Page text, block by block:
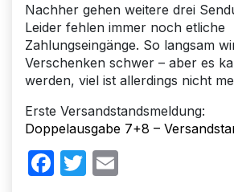
Nachher gehen weitere drei
Leider fehlen immer noch etliche
Zahlungseingänge. So langsam
Verschenken schwer – aber es
werden, viel ist allerdings nicht
Erste Versandstandsmeldung:
Doppelausgabe 7+8 –
Facebook
Twitter